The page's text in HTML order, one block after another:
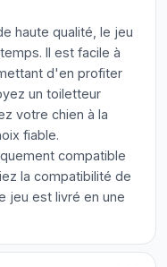
haute qualité, le jeu
Il est facile à
d'en profiter
un toiletteur
votre chien à la
fiable.
compatible
la compatibilité de
jeu est livré en une